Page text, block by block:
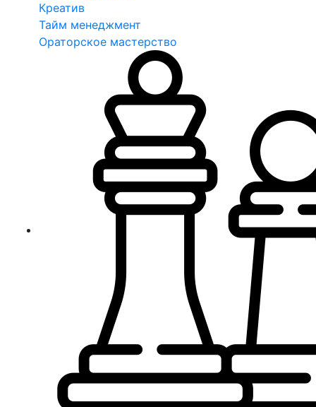
Креатив
Тайм менеджмент
Ораторское мастерство